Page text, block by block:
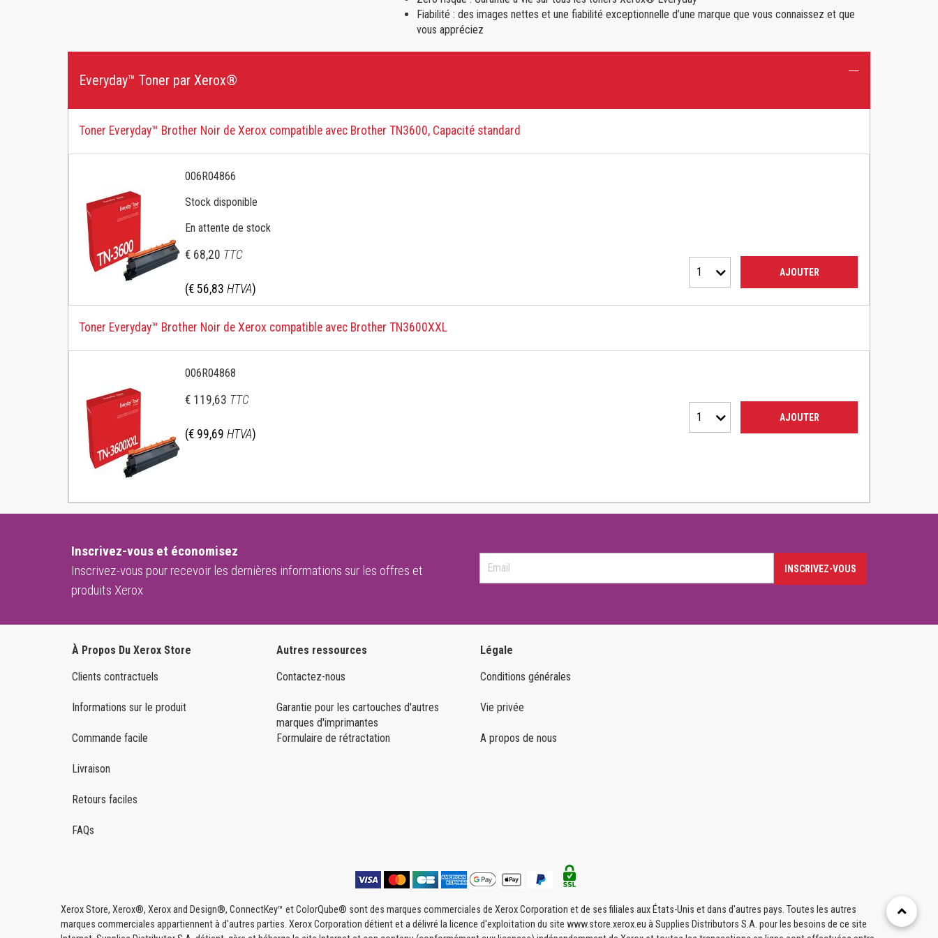
Réseau et USB
Impression recto verso
ACHETER PAR FAMILLE DE PRODUITS
Série C
FOURNITURES ET CONSOMMABLES
Brother Color
Brother Mono
HP Color
HP Ink
Konica Minolta
HP PageWide
Samsung Couleur
Fiabilité : des images nettes et une fiabilité exceptionnelle d’une marque que vous connaissez et que
vous appréciez
Everyday™ Toner par Xerox®
Toner Everyday™ Brother Noir de Xerox compatible avec Brother TN3600, Capacité standard
006R04866
Stock disponible
En attente de stock
€ 68,20 TTC
(€ 56,83 HTVA)
1 AJOUTER
Toner Everyday™ Brother Noir de Xerox compatible avec Brother TN3600XXL
006R04868
€ 119,63 TTC
(€ 99,69 HTVA)
1 AJOUTER
Inscrivez-vous et économisez
Inscrivez-vous pour recevoir les dernières informations sur les offres et
produits Xerox
INSCRIVEZ-VOUS
À Propos Du Xerox Store
Clients contractuels
Informations sur le produit
Commande facile
Livraison
Retours faciles
FAQs
Autres ressources
Contactez-nous
Garantie pour les cartouches d'autres
marques d'imprimantes
Formulaire de rétractation
Légale
Conditions générales
Vie privée
A propos de nous
Xerox Store, Xerox®, Xerox and Design®, ConnectKey™ et ColorQube® sont des marques commerciales de Xerox Corporation et de ses filiales aux États-Unis et dans d'autres pays. Toutes les autres
marques commerciales appartiennent à d'autres parties. Xerox Corporation détient et a délivré la licence d'exploitation du site www.store.xerox.eu à Supplies Distributors S.A. pour les besoins de ce site